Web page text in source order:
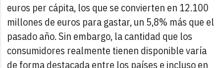
euros per cápita, los que se convierten en 12.100
millones de euros para gastar, un 5,8% más que el
pasado año. Sin embargo, la cantidad que los
consumidores realmente tienen disponible varía
de forma destacada entre los países e incluso en